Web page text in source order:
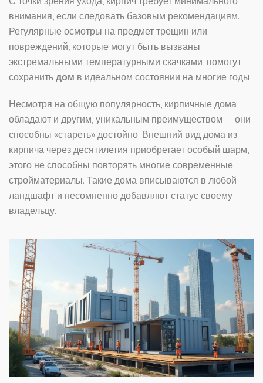
внимания, если следовать базовым рекомендациям.
Регулярные осмотры на предмет трещин или
повреждений, которые могут быть вызваны
экстремальными температурными скачками, помогут
сохранить дом в идеальном состоянии на многие годы.
Несмотря на общую популярность, кирпичные дома
обладают и другим, уникальным преимуществом — они
способны «стареть» достойно. Внешний вид дома из
кирпича через десятилетия приобретает особый шарм,
этого не способны повторять многие современные
стройматериалы. Такие дома вписываются в любой
ландшафт и несомненно добавляют статус своему
владельцу.